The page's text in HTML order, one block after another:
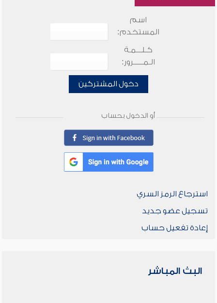
اسم
المستخدم:
كـلـــمـة
الـمـــــرور:
دخول المشتركين
أو الدخول بحساب
استرجاع الرمز السري
تسجيل عضو جديد
إعادة تفعيل حساب
البث المباشر